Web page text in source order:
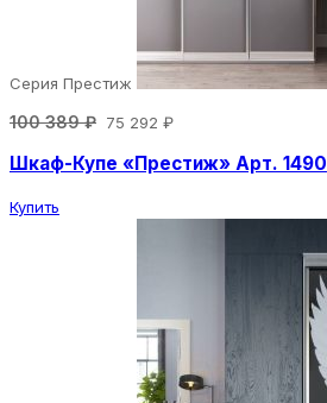
Серия Престиж
100 389 ₽ 75 292 ₽
Шкаф-Купе «Престиж» Арт. 1490
Купить